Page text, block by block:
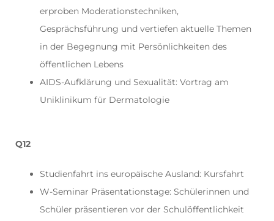
erproben Moderationstechniken,
Gesprächsführung und vertiefen aktuelle Themen
in der Begegnung mit Persönlichkeiten des
öffentlichen Lebens
AIDS-Aufklärung und Sexualität: Vortrag am
Uniklinikum für Dermatologie
Q12
Studienfahrt ins europäische Ausland: Kursfahrt
W-Seminar Präsentationstage: Schülerinnen und
Schüler präsentieren vor der Schulöffentlichkeit